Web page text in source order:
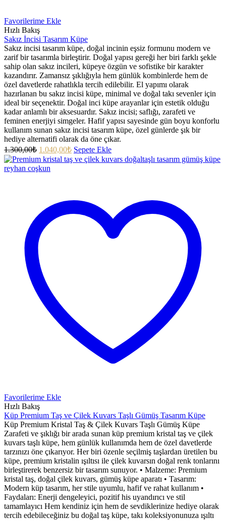
Favorilerime Ekle
Hızlı Bakış
Sakız İncisi Tasarım Küpe
Sakız incisi tasarım küpe, doğal incinin eşsiz formunu modern ve
zarif bir tasarımla birleştirir. Doğal yapısı gereği her biri farklı şekle
sahip olan sakız incileri, küpeye özgün ve sofistike bir karakter
kazandırır. Zamansız şıklığıyla hem günlük kombinlerde hem de
özel davetlerde rahatlıkla tercih edilebilir. El yapımı olarak
hazırlanan bu sakız incisi küpe, minimal ve doğal takı sevenler için
ideal bir seçenektir. Doğal inci küpe arayanlar için estetik olduğu
kadar anlamlı bir aksesuardır. Sakız incisi; saflığı, zarafeti ve
feminen enerjiyi simgeler. Hafif yapısı sayesinde gün boyu konforlu
kullanım sunan sakız incisi tasarım küpe, özel günlerde şık bir
hediye alternatifi olarak da öne çıkar.
1.300,00₺ 1.040,00₺ Sepete Ekle
Favorilerime Ekle
Hızlı Bakış
Küp Premium Taş ve Çilek Kuvars Taşlı Gümüş Tasarım Küpe
Küp Premium Kristal Taş & Çilek Kuvars Taşlı Gümüş Küpe
Zarafeti ve şıklığı bir arada sunan küp premium kristal taş ve çilek
kuvars taşlı küpe, hem günlük kullanımda hem de özel davetlerde
tarzınızı öne çıkarıyor. Her biri özenle seçilmiş taşlardan üretilen bu
küpe, premium kristalin ışıltısı ile çilek kuvarsın doğal renk tonlarını
birleştirerek benzersiz bir tasarım sunuyor. • Malzeme: Premium
kristal taş, doğal çilek kuvars, gümüş küpe aparatı • Tasarım:
Modern küp tasarım, her stile uyumlu, hafif ve rahat kullanım •
Faydaları: Enerji dengeleyici, pozitif his uyandırıcı ve stil
tamamlayıcı Hem kendiniz için hem de sevdiklerinize hediye olarak
tercih edebileceğiniz bu doğal taş küpe, takı koleksiyonunuza ışıltı